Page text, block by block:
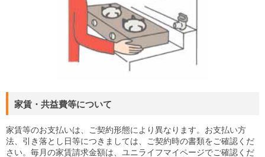
家賃・共益費等について
家賃等のお支払いは、ご契約形態により異なります。お支払い方
法、引き落とし日等につきましては、ご契約時の書類をご確認くだ
さい。毎月の家賃請求金額は、ユニライフマイページでご確認くだ